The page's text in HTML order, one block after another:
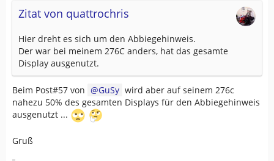
Zitat von quattrochris
Hier dreht es sich um den Abbiegehinweis.
Der war bei meinem 276C anders, hat das gesamte
Display ausgenutzt.
Beim Post#57 von GuSy wird aber auf seinem 276c
nahezu 50% des gesamten Displays für den Abbiegehinweis
ausgenutzt ...
Gruß